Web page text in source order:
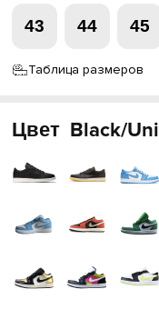
43 44 45
Таблица размеров
Цвет Black/